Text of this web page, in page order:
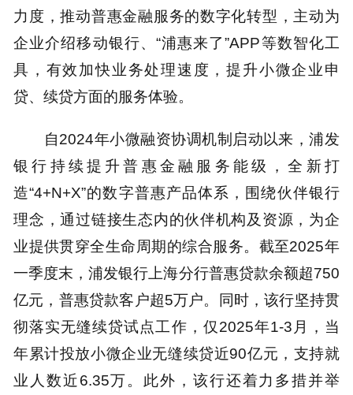
力度，推动普惠金融服务的数字化转型，主动为
企业介绍移动银行、“浦惠来了”APP等数智化工
具，有效加快业务处理速度，提升小微企业申
贷、续贷方面的服务体验。
自2024年小微融资协调机制启动以来，浦发
银行持续提升普惠金融服务能级，全新打
造“4+N+X”的数字普惠产品体系，围绕伙伴银行
理念，通过链接生态内的伙伴机构及资源，为企
业提供贯穿全生命周期的综合服务。截至2025年
一季度末，浦发银行上海分行普惠贷款余额超750
亿元，普惠贷款客户超5万户。同时，该行坚持贯
彻落实无缝续贷试点工作，仅2025年1-3月，当
年累计投放小微企业无缝续贷近90亿元，支持就
业人数近6.35万。此外，该行还着力多措并举